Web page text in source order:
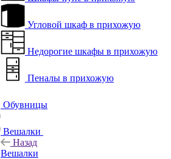
Угловой шкаф в прихожую
Недорогие шкафы в прихожую
Пеналы в прихожую
Обувницы
Вешалки
Назад
Вешалки